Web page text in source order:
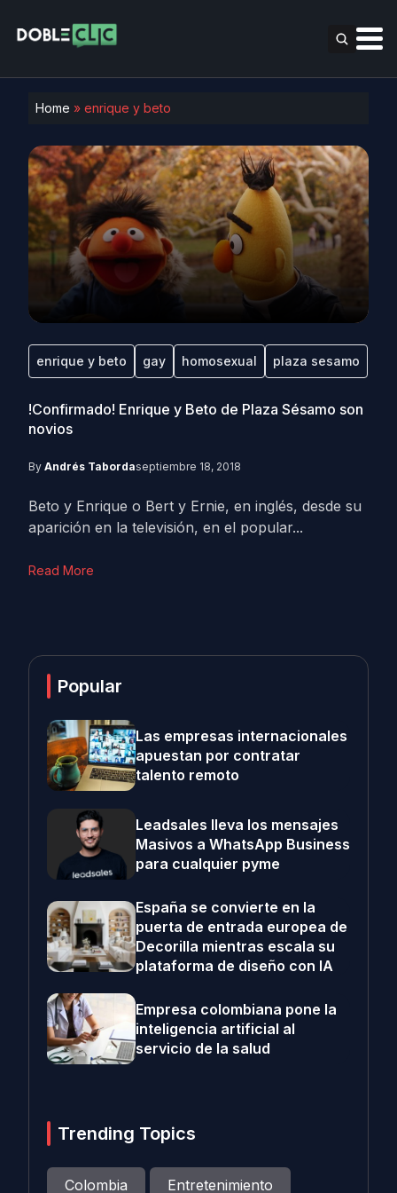
Home » enrique y beto
enrique y beto gay homosexual plaza sesamo
!Confirmado! Enrique y Beto de Plaza Sésamo son
novios
By Andrés Tabordaseptiembre 18, 2018
Beto y Enrique o Bert y Ernie, en inglés, desde su
aparición en la televisión, en el popular...
Read More
Popular
Las empresas internacionales
apuestan por contratar
talento remoto
Leadsales lleva los mensajes
Masivos a WhatsApp Business
para cualquier pyme
España se convierte en la
puerta de entrada europea de
Decorilla mientras escala su
plataforma de diseño con IA
Empresa colombiana pone la
inteligencia artificial al
servicio de la salud
Trending Topics
Colombia Entretenimiento